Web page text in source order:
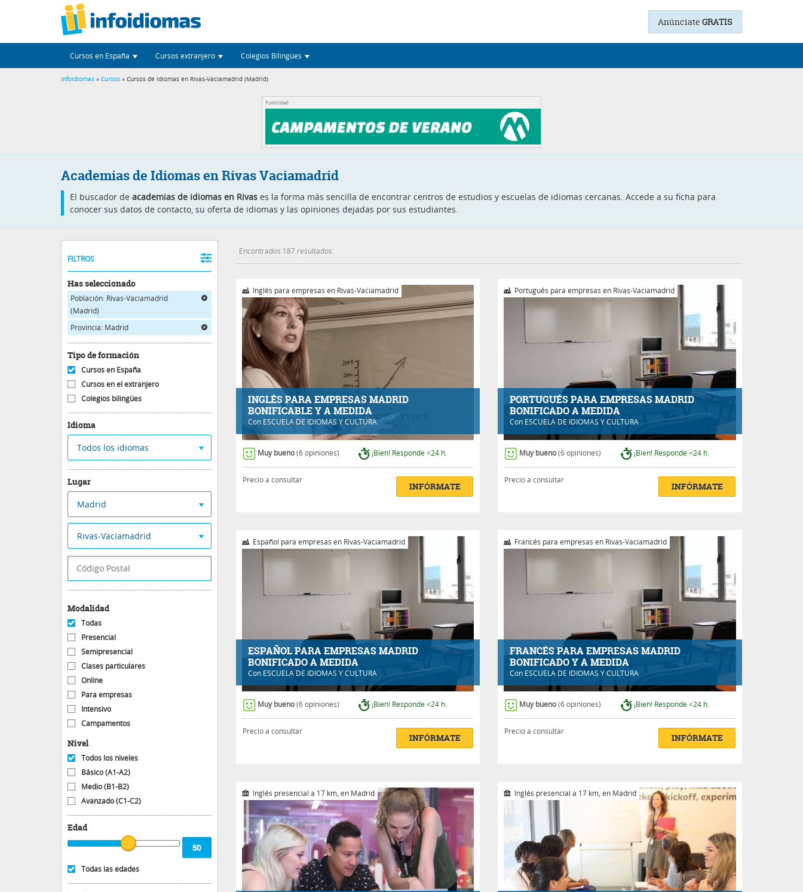
AnúnciateGRATIS
Cursos en España Cursos extranjero Colegios Bilingües
Infoidiomas » Cursos » Cursos de idiomas en Rivas-Vaciamadrid (Madrid)
Publicidad
Academias de Idiomas en Rivas Vaciamadrid
El buscador de academias de idiomas en Rivas es la forma más sencilla de encontrar centros de estudios y escuelas de idiomas cercanas. Accede a su ficha para
conocer sus datos de contacto, su oferta de idiomas y las opiniones dejadas por sus estudiantes.
FILTROS
Has seleccionado
Población: Rivas-Vaciamadrid
(Madrid)
Provincia: Madrid
Tipo de formación
Cursos en España
Cursos en el extranjero
Colegios bilingües
Idioma
Todos los idiomas
Lugar
Madrid
Rivas-Vaciamadrid
Modalidad
Todas
Presencial
Semipresencial
Clases particulares
Online
Para empresas
Intensivo
Campamentos
Nivel
Todos los niveles
Básico (A1-A2)
Medio (B1-B2)
Avanzado (C1-C2)
Edad
Todas las edades
Encontrados 187 resultados.
INGLÉS PARA EMPRESAS MADRID
BONIFICABLE Y A MEDIDA
Con ESCUELA DE IDIOMAS Y CULTURA
Inglés para empresas en Rivas-Vaciamadrid
Muy bueno (6 opiniones) ¡Bien! Responde <24 h.
Precio a consultar
INFÓRMATE
PORTUGUÉS PARA EMPRESAS MADRID
BONIFICADO A MEDIDA
Con ESCUELA DE IDIOMAS Y CULTURA
Portugués para empresas en Rivas-Vaciamadrid
Muy bueno (6 opiniones) ¡Bien! Responde <24 h.
Precio a consultar
INFÓRMATE
ESPAÑOL PARA EMPRESAS MADRID
BONIFICADO A MEDIDA
Con ESCUELA DE IDIOMAS Y CULTURA
Español para empresas en Rivas-Vaciamadrid
Muy bueno (6 opiniones) ¡Bien! Responde <24 h.
Precio a consultar
INFÓRMATE
FRANCÉS PARA EMPRESAS MADRID
BONIFICADO Y A MEDIDA
Con ESCUELA DE IDIOMAS Y CULTURA
Francés para empresas en Rivas-Vaciamadrid
Muy bueno (6 opiniones) ¡Bien! Responde <24 h.
Precio a consultar
INFÓRMATE
Inglés presencial a 17 km, en Madrid Inglés presencial a 17 km, en Madrid